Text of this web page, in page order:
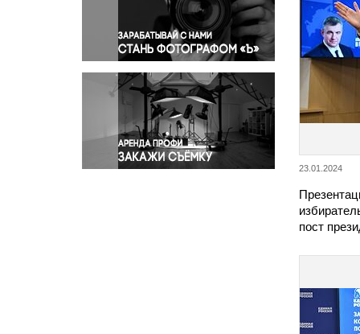
Правосудие
Происшествия и конфликты
Религия
Светская жизнь
Спорт
Экология
Экономика и бизнес
23.01.2024
пост